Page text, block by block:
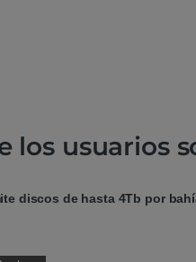
los usuarios
discos de hasta 4Tb por